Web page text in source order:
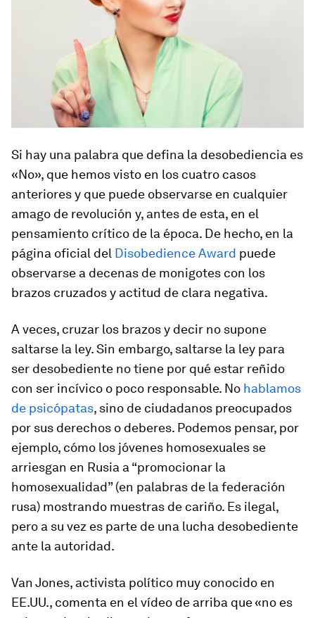
Si hay una palabra que defina la desobediencia es
«No», que hemos visto en los cuatro casos
anteriores y que puede observarse en cualquier
amago de revolución y, antes de esta, en el
pensamiento crítico de la época. De hecho, en la
página oficial del Disobedience Award puede
observarse a decenas de monigotes con los
brazos cruzados y actitud de clara negativa.
A veces, cruzar los brazos y decir no supone
saltarse la ley. Sin embargo, saltarse la ley para
ser desobediente no tiene por qué estar reñido
con ser incívico o poco responsable. No hablamos
de psicópatas, sino de ciudadanos preocupados
por sus derechos o deberes. Podemos pensar, por
ejemplo, cómo los jóvenes homosexuales se
arriesgan en Rusia a “promocionar la
homosexualidad” (en palabras de la federación
rusa) mostrando muestras de cariño. Es ilegal,
pero a su vez es parte de una lucha desobediente
ante la autoridad.
Van Jones, activista político muy conocido en
EE.UU., comenta en el vídeo de arriba que «no es